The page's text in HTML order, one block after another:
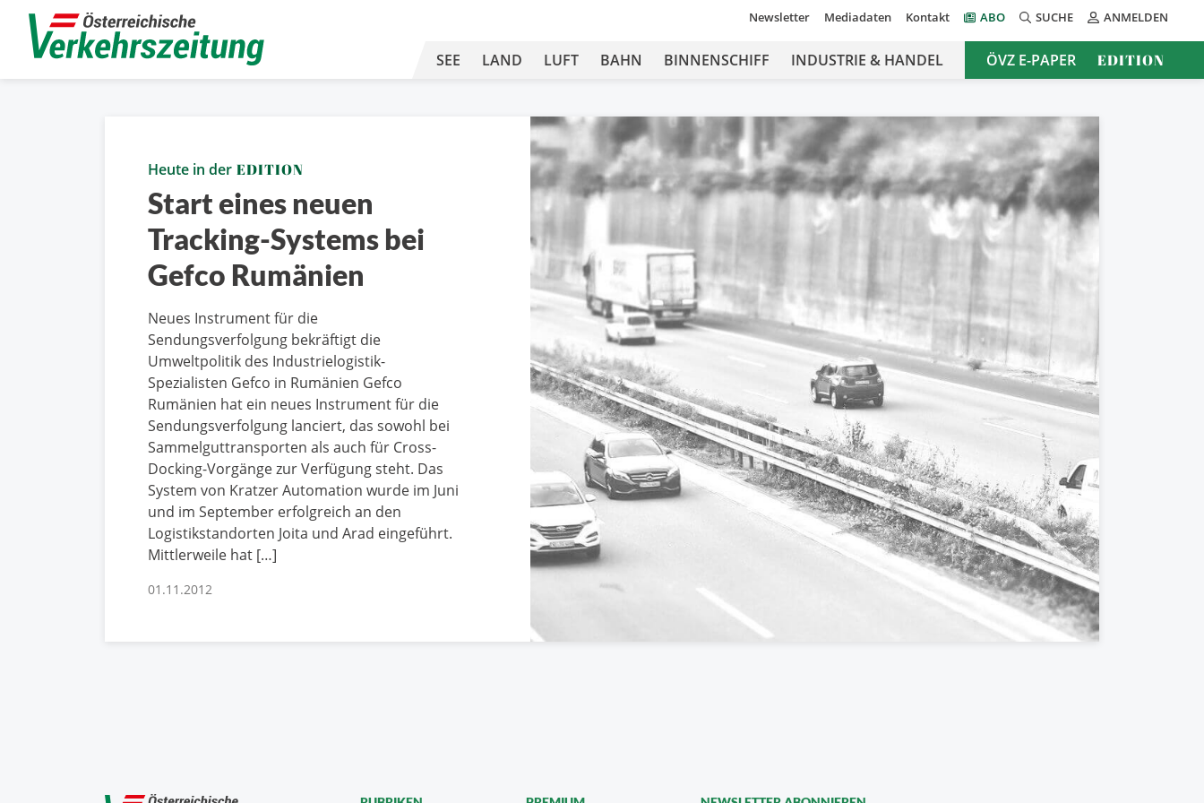
Newsletter Mediadaten Kontakt ABO SUCHE ANMELDEN
SEE LAND LUFT BAHN BINNENSCHIFF INDUSTRIE & HANDEL ÖVZ E-PAPER EDITION
Heute in der EDITION
Start eines neuen
Tracking-Systems bei
Gefco Rumänien
Neues Instrument für die
Sendungsverfolgung bekräftigt die
Umweltpolitik des Industrielogistik-
Spezialisten Gefco in Rumänien Gefco
Rumänien hat ein neues Instrument für die
Sendungsverfolgung lanciert, das sowohl bei
Sammelguttransporten als auch für Cross-
Docking-Vorgänge zur Verfügung steht. Das
System von Kratzer Automation wurde im Juni
und im September erfolgreich an den
Logistikstandorten Joita und Arad eingeführt.
Mittlerweile hat […]
01.11.2012